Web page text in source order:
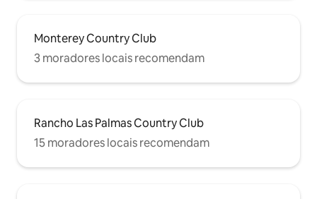
Monterey Country Club
3 moradores locais recomendam
Rancho Las Palmas Country Club
15 moradores locais recomendam